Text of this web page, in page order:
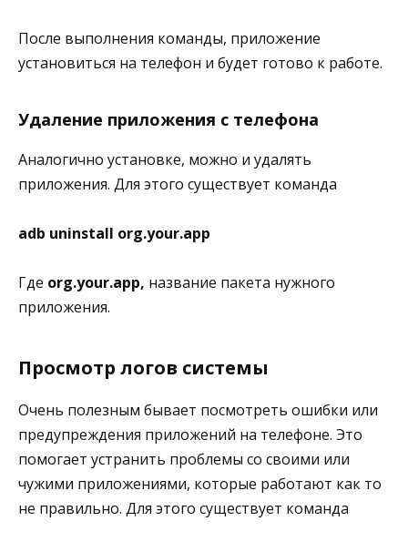
После выполнения команды, приложение
установиться на телефон и будет готово к работе.
Удаление приложения с телефона
Аналогично установке, можно и удалять
приложения. Для этого существует команда
adb uninstall org.your.app
Где org.your.app, название пакета нужного
приложения.
Просмотр логов системы
Очень полезным бывает посмотреть ошибки или
предупреждения приложений на телефоне. Это
помогает устранить проблемы со своими или
чужими приложениями, которые работают как то
не правильно. Для этого существует команда